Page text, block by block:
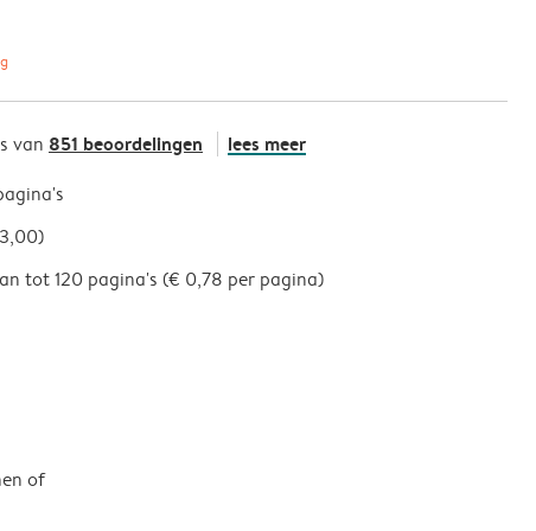
van 851 beoordelingen lees meer
tot 120 pagina's (€ 0,78 per pagina)
of